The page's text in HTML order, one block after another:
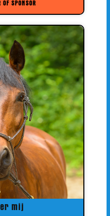
OF SPONSOR
mij